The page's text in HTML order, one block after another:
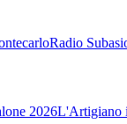
Radio
2026L'Artigiano